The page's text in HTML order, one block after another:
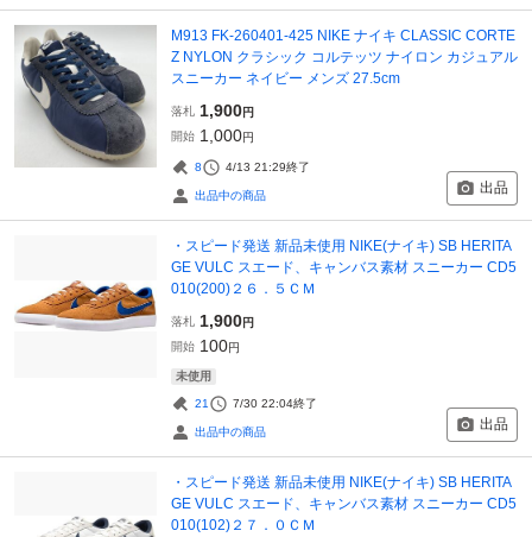
M913 FK-260401-425 NIKE ナイキ CLASSIC CORTE
Z NYLON クラシック コルテッツ ナイロン カジュアル
スニーカー ネイビー メンズ 27.5cm
落札 1,900円
開始 1,000円
8 4/13 21:29終了
出品中の商品 出品
・スピード発送 新品未使用 NIKE(ナイキ) SB HERITA
GE VULC スエード、キャンバス素材 スニーカー CD5
010(200)２６．５ＣＭ
落札 1,900円
開始 100円
未使用
21 7/30 22:04終了
出品中の商品 出品
・スピード発送 新品未使用 NIKE(ナイキ) SB HERITA
GE VULC スエード、キャンバス素材 スニーカー CD5
010(102)２７．０ＣＭ